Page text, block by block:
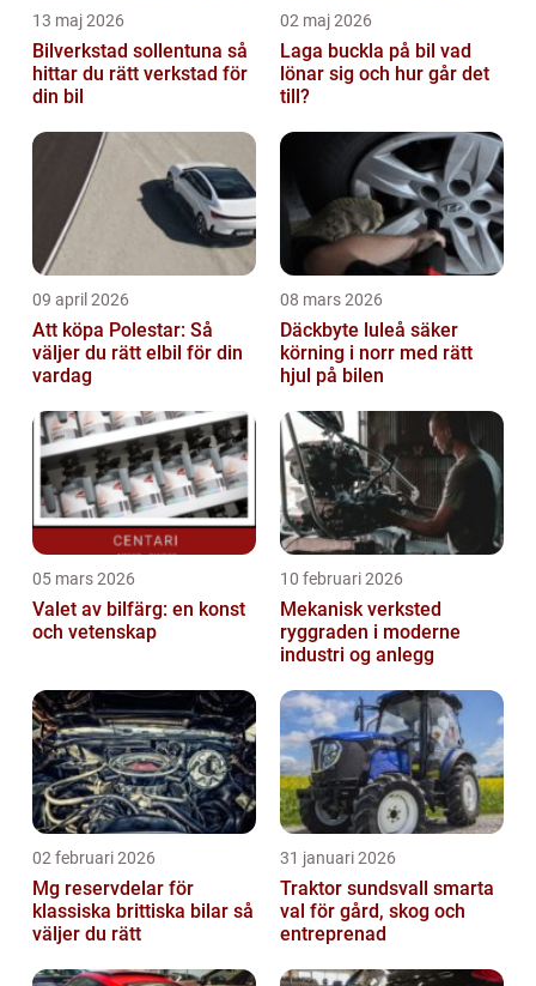
13 maj 2026
Bilverkstad sollentuna så
hittar du rätt verkstad för
din bil
02 maj 2026
Laga buckla på bil vad
lönar sig och hur går det
till?
09 april 2026
Att köpa Polestar: Så
väljer du rätt elbil för din
vardag
08 mars 2026
Däckbyte luleå säker
körning i norr med rätt
hjul på bilen
05 mars 2026
Valet av bilfärg: en konst
och vetenskap
10 februari 2026
Mekanisk verksted
ryggraden i moderne
industri og anlegg
02 februari 2026
Mg reservdelar för
klassiska brittiska bilar så
väljer du rätt
31 januari 2026
Traktor sundsvall smarta
val för gård, skog och
entreprenad